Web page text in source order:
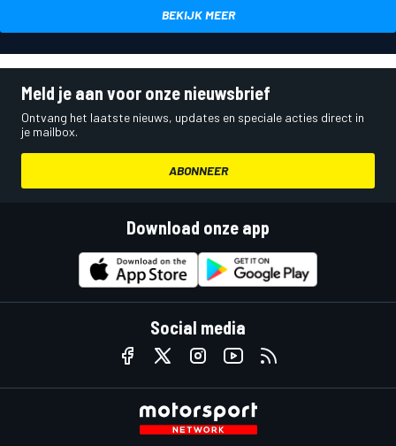
BEKIJK MEER
Meld je aan voor onze nieuwsbrief
Ontvang het laatste nieuws, updates en speciale acties direct in
je mailbox.
ABONNEER
Download onze app
Social media